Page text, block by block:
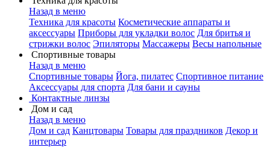
Назад в меню
Техника для красоты Косметические аппараты и
аксессуары Приборы для укладки волос Для бритья и
стрижки волос Эпиляторы Массажеры Весы напольные
Спортивные товары
Назад в меню
Спортивные товары Йога, пилатес Спортивное питание
Аксессуары для спорта Для бани и сауны
Контактные линзы
Дом и сад
Назад в меню
Дом и сад Канцтовары Товары для праздников Декор и
интерьер